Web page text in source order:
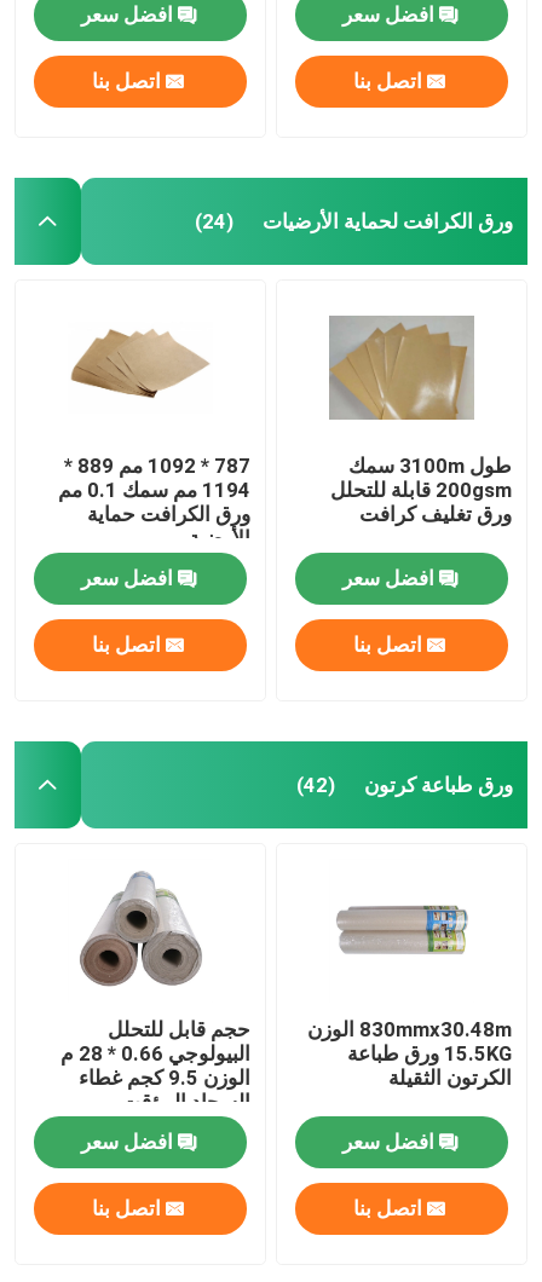
افضل سعر
اتصل بنا
افضل سعر
اتصل بنا
ورق الكرافت لحماية الأرضيات (24)
طول 3100m سمك
200gsm قابلة للتحلل
ورق تغليف كرافت
افضل سعر
اتصل بنا
787 * 1092 مم 889 *
1194 مم سمك 0.1 مم
ورق الكرافت حماية
الأرضية
افضل سعر
اتصل بنا
ورق طباعة كرتون (42)
830mmx30.48m الوزن
15.5KG ورق طباعة
الكرتون الثقيلة
افضل سعر
اتصل بنا
حجم قابل للتحلل
البيولوجي 0.66 * 28 م
الوزن 9.5 كجم غطاء
السجاد المؤقت
افضل سعر
اتصل بنا